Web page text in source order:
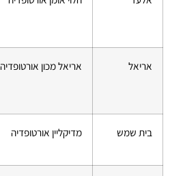
אריאל אריאל מכון אורטופדיה
בית שמש מדיקליין אורטופדיה